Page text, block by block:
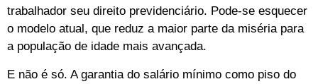
trabalhador seu direito previdenciário. Pode-se esquecer
o modelo atual, que reduz a maior parte da miséria para
a população de idade mais avançada.
E não é só. A garantia do salário mínimo como piso do